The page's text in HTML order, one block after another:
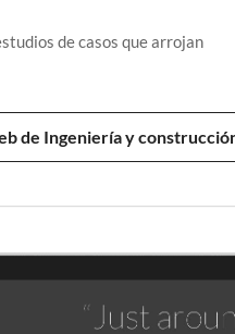
de casos que arrojan
de Ingeniería y